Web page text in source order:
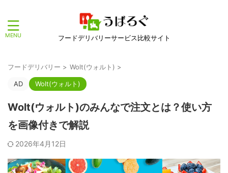
フードデリバリーサービス比較サイト
フードデリバリー > Wolt(ウォルト) >
AD Wolt(ウォルト)
Wolt(ウォルト)のみんなで注文とは？使い方
を画像付きで解説
2026年4月12日